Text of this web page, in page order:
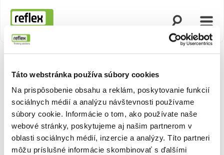
Táto webstránka používa súbory cookies
Na prispôsobenie obsahu a reklám, poskytovanie funkcií
sociálnych médií a analýzu návštevnosti používame
súbory cookie. Informácie o tom, ako používate naše
webové stránky, poskytujeme aj našim partnerom v
oblasti sociálnych médií, inzercie a analýzy. Títo partneri
môžu príslušné informácie skombinovať s ďalšími
Domovská stránka
Otvoriť